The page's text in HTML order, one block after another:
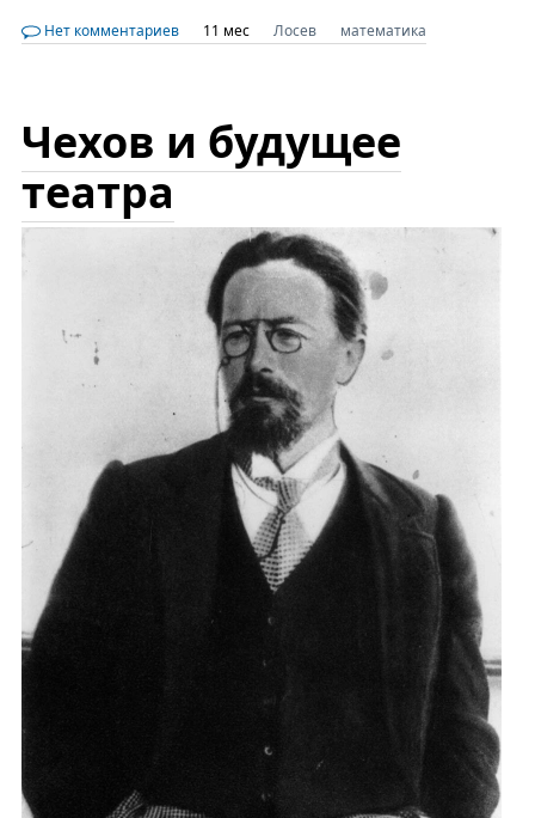
Нет комментариев 11 мес Лосев математика
Чехов и будущее
театра